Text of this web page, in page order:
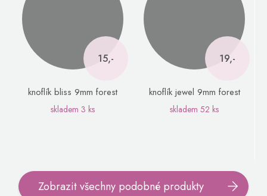
15,-
knoflík bliss 9mm forest
skladem 3 ks
19,-
knoflík jewel 9mm forest
skladem 52 ks
Zobrazit všechny podobné produkty